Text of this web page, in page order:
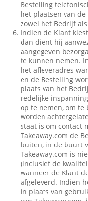
Bestelling
het plaatsen van
zowel het Bedrijf als
Indien de Klant
dan dient hij
aangegeven
te kunnen nemen.
het afleveradres
en de Bestelling
plaats van het
redelijke
op te nemen, om te
worden
staat is om contact
Takeaway.com de
buiten, in de buurt
Takeaway.com is
(inclusief de
wanneer de Klant
afgeleverd. Indien
in plaats van